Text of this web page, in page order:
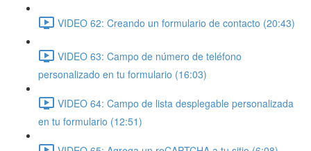
VIDEO 62: Creando un formulario de contacto (20:43)
VIDEO 63: Campo de número de teléfono
personalizado en tu formulario (16:03)
VIDEO 64: Campo de lista desplegable personalizada
en tu formulario (12:51)